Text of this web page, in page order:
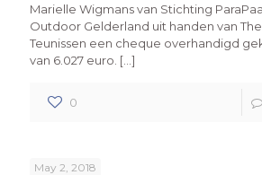
Marielle Wigmans van Stichting
Outdoor Gelderland uit handen van
Teunissen een cheque overhandigd
van 6.027 euro. […]
0
May 2, 2018